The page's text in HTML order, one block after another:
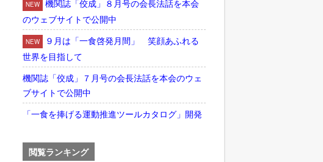
NEW
機関誌「佼成」８月号の会長法話を本会
のウェブサイトで公開中
NEW
９月は「一食啓発月間」 笑顔あふれる
世界を目指して
機関誌「佼成」７月号の会長法話を本会のウェ
ブサイトで公開中
「一食を捧げる運動推進ツールカタログ」開発
閲覧ランキング